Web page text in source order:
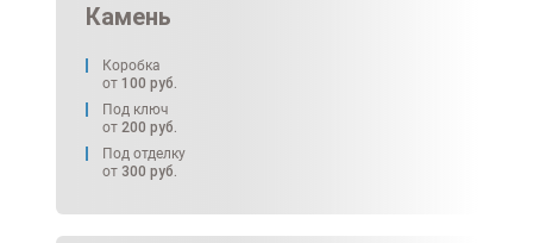
Камень
Коробка
от 100 руб.
Под ключ
от 200 руб.
Под отделку
от 300 руб.